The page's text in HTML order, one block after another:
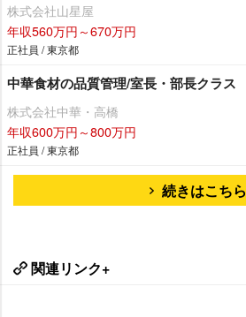
株式会社山星屋
年収560万円～670万円
正社員 / 東京都
中華食材の品質管理/室長・部長クラス
株式会社中華・高橋
年収600万円～800万円
正社員 / 東京都
続きはこちら
関連リンク+